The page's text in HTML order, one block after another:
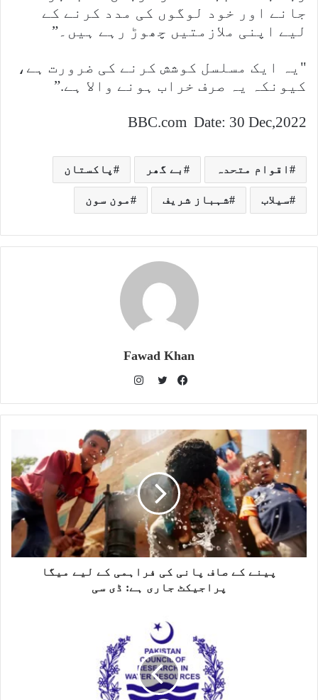
جانے اور خود لوگوں کی مدد کرنے کے
لیے اپنی ملازمتیں چھوڑ رہے ہیں۔”
"یہ ایک مسلسل کوشش کرنے کی ضرورت ہے،
کیونکہ یہ صرف خراب ہونے والا ہے.”
BBC.com Date: 30 Dec,2022
اقوام متحدہ بے گھر پاکستان
سیلاب شہباز شریف مون سون
Fawad Khan
a
c
e
b
o
o
k
w
i
t
e
r
s
t
g
r
m
پینے کے صاف پانی کی فراہمی کے لیے میگا
پراجیکٹ جاری ہے: ڈی سی